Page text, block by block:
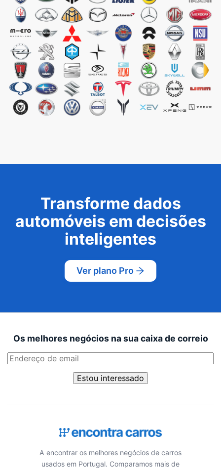
Transforme dados
automóveis em decisões
inteligentes
Ver plano Pro
Os melhores negócios na sua caixa de correio
Estou interessado
A encontrar os melhores negócios de carros
usados em Portugal. Comparamos mais de